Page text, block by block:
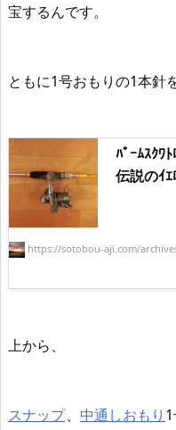
宝するんです。
ともに1号おもりの1本針
ﾊﾟｰﾑｽｸﾜ
伝説のｲｴ
https://sotobou-aji.com/
上から、
スナップ、 中通しおもり